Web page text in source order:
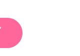
费者没有专业